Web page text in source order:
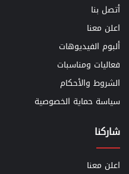
أتصل بنا
اعلن معنا
ألبوم الفيديوهات
فعاليات ومناسبات
الشروط والأحكام
سياسة حماية الخصوصية
شاركنا
اعلن معنا